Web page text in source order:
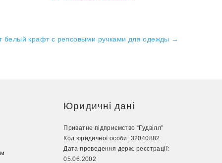
белый крафт с репсовыми ручками для одежды →
Юридичні дані
Приватне підприємство “Гудвілл”
Код юридичної особи: 32040882
Дата проведення держ. реєстрації:
05.06.2002